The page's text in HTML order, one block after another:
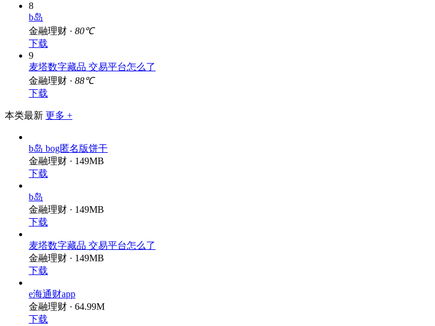
8
b岛
金融理财 · 80℃
下载
9
麦塔数字藏品 交易平台怎么了
金融理财 · 88℃
下载
本类最新 更多 +
b岛 bog匿名版饼干
金融理财 · 149MB
下载
b岛
金融理财 · 149MB
下载
麦塔数字藏品 交易平台怎么了
金融理财 · 149MB
下载
e海通财app
金融理财 · 64.99M
下载